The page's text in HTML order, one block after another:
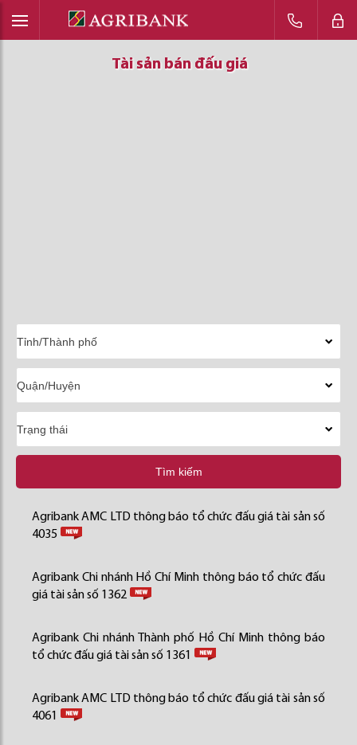
Tài sản bán đấu giá
Tài sản bán đấu giá
Tài sản bán đấu giá
Tìm kiếm
Agribank AMC LTD thông báo tổ chức đấu giá tài sản số
4035
Agribank Chi nhánh Hồ Chí Minh thông báo tổ chức đấu
giá tài sản số 1362
Agribank Chi nhánh Thành phố Hồ Chí Minh thông báo
tổ chức đấu giá tài sản số 1361
Agribank AMC LTD thông báo tổ chức đấu giá tài sản số
4061